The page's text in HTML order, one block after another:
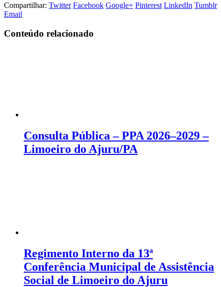
Compartilhar: Twitter Facebook Google+ Pinterest LinkedIn Tumblr
Email
Conteúdo relacionado
Consulta Pública – PPA 2026–2029 –
Limoeiro do Ajuru/PA
Regimento Interno da 13ª
Conferência Municipal de Assistência
Social de Limoeiro do Ajuru